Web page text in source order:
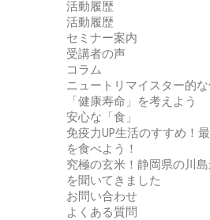
活動履歴
活動履歴
セミナー案内
受講者の声
コラム
ニュートリマイスター的
「健康寿命」を考えよう
安心な「食」
免疫力UP生活のすすめ！
を食べよう！
究極の玄米！静岡県の川
を聞いてきました
お問い合わせ
よくある質問